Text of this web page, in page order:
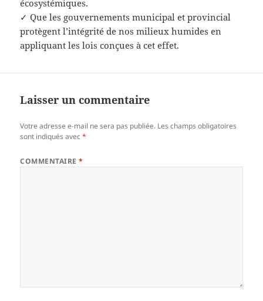
écosystémiques.
✓ Que les gouvernements municipal et provincial
protègent l’intégrité de nos milieux humides en
appliquant les lois conçues à cet effet.
Laisser un commentaire
Votre adresse e-mail ne sera pas publiée. Les champs obligatoires
sont indiqués avec*
COMMENTAIRE*